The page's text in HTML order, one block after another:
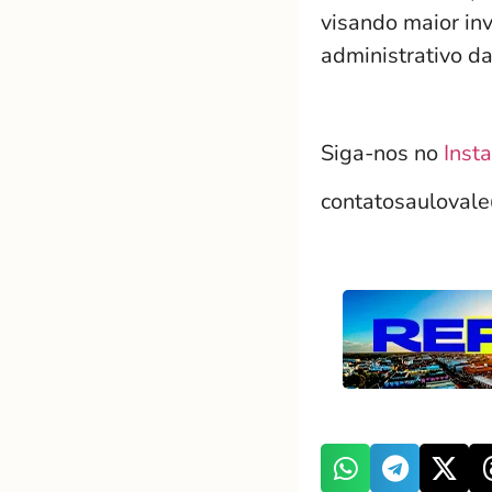
visando maior
administrativo
Siga-nos no